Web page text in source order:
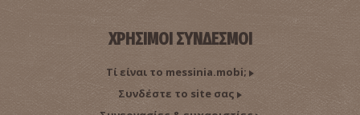
ΧΡΗΣΙΜΟΙ ΣΥΝΔΕΣΜΟΙ
Τί είναι το messinia.mobi;
Συνδέστε το site σας